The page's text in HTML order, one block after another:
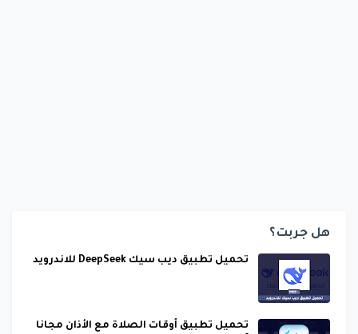
هل جربت؟
تحميل تطبيق ديب سيك DeepSeek للاندرويد
تحميل تطبيق أوقات الصلاة مع الأذان مجانا